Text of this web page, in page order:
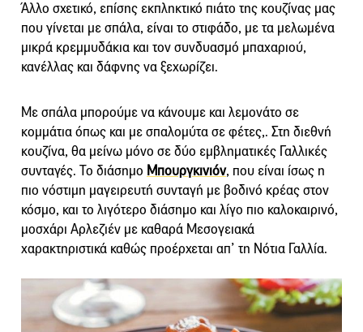
Άλλο σχετικό, επίσης εκπληκτικό πιάτο της κουζίνας μας
που γίνεται με σπάλα, είναι το στιφάδο, με τα μελωμένα
μικρά κρεμμυδάκια και τον συνδυασμό μπαχαριού,
κανέλλας και δάφνης να ξεχωρίζει.
Με σπάλα μπορούμε να κάνουμε και λεμονάτο σε
κομμάτια όπως και με σπαλομύτα σε φέτες,. Στη διεθνή
κουζίνα, θα μείνω μόνο σε δύο εμβληματικές Γαλλικές
συνταγές. Το διάσημο Μπουργκινιόν, που είναι ίσως η
πιο νόστιμη μαγειρευτή συνταγή με βοδινό κρέας στον
κόσμο, και το λιγότερο διάσημο και λίγο πιο καλοκαιρινό,
μοσχάρι Αρλεζιέν με καθαρά Μεσογειακά
χαρακτηριστικά καθώς προέρχεται απ’ τη Νότια Γαλλία.